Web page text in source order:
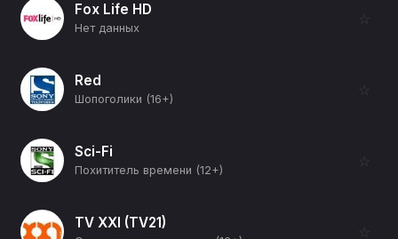
Fox Life HD
Нет данных
☆
Red
Шопоголики (16+)
☆
Sci-Fi
Похититель времени (12+)
☆
TV XXI (TV21) ☆